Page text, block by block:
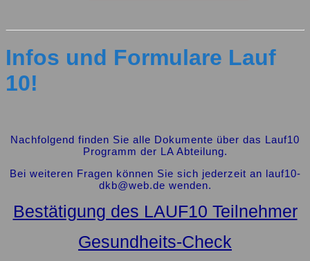
Infos und Formulare Lauf
10!
Nachfolgend finden Sie alle Dokumente über das Lauf10
Programm der LA Abteilung.
Bei weiteren Fragen können Sie sich jederzeit an lauf10-
dkb@web.de wenden.
Bestätigung des LAUF10 Teilnehmer
Gesundheits-Check